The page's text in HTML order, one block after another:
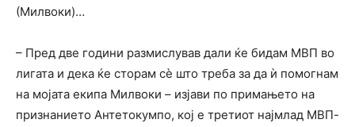
(Милвоки)…
– Пред две години размислував дали ќе бидам МВП во
лигата и дека ќе сторам сѐ што треба за да ѝ помогнам
на мојата екипа Милвоки – изјави по примањето на
признанието Антетокумпо, кој е третиот најмлад МВП-